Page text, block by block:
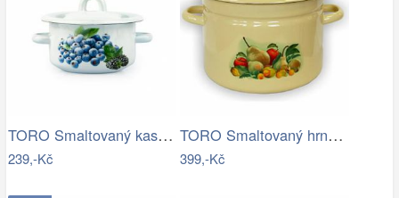
TORO Smaltovaný kastrol s poklicí 0,4l…
239,-Kč
TORO Smaltovaný hrnec s poklicí 9l
399,-Kč